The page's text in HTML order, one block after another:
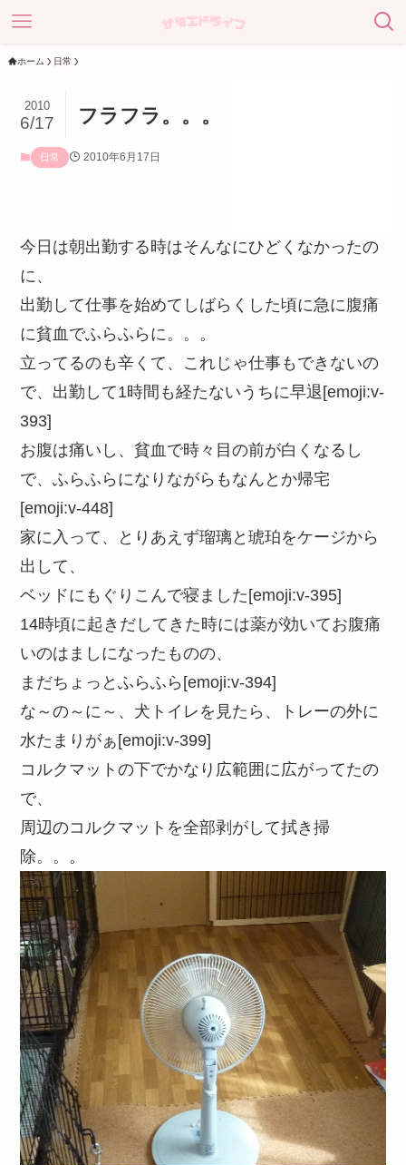
ホーム 日常
フラフラ。。。
2010
6/17
日常 2010年6月17日
今日は朝出勤する時はそんなにひどくなかったの
に、
出勤して仕事を始めてしばらくした頃に急に腹痛
に貧血でふらふらに。。。
立ってるのも辛くて、これじゃ仕事もできないの
で、出勤して1時間も経たないうちに早退[emoji:v-
393]
お腹は痛いし、貧血で時々目の前が白くなるし
で、ふらふらになりながらもなんとか帰宅
[emoji:v-448]
家に入って、とりあえず瑠璃と琥珀をケージから
出して、
ベッドにもぐりこんで寝ました[emoji:v-395]
14時頃に起きだしてきた時には薬が効いてお腹痛
いのはましになったものの、
まだちょっとふらふら[emoji:v-394]
な～の～に～、犬トイレを見たら、トレーの外に
水たまりがぁ[emoji:v-399]
コルクマットの下でかなり広範囲に広がってたの
で、
周辺のコルクマットを全部剥がして拭き掃
除。。。